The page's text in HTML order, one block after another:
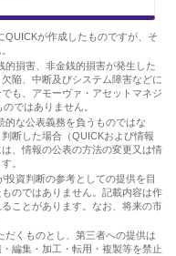
またはその情報源に帰属しま
QUICKが作成したものですが、そ
的損害、非金銭的損害が発生した
陥、中断及びシステム障害などに
も、アモーヴァ・アセットマネジ
ではありません。
的な公表義務を負うものではな
断した場合（QUICKおよび情報
、情報の公表の方法の変更又は情
。
投資判断の参考としての提供を目
のではありません。記載内容は作
ことがあります。なお、将来の市
だくものとし、第三者への提供は
編集・加工・転用・複製等を禁止